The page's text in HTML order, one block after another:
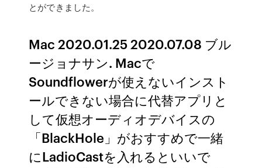
とができました。
Mac 2020.01.25 2020.07.08 ブル
ージョナサン. Macで
Soundflowerが使えないインスト
ールできない場合に代替アプリと
して仮想オーディオデバイスの
「BlackHole」がおすすめで一緒
にLadioCastを入れるといいで